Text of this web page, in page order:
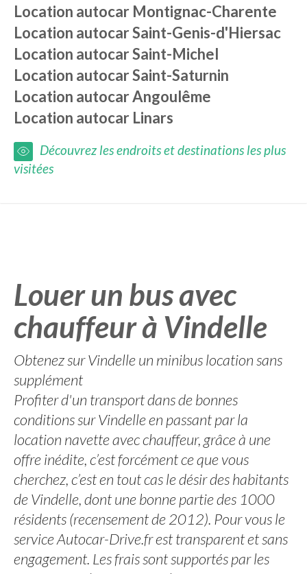
Location autocar Montignac-Charente
Location autocarSaint-Genis-d'Hiersac
Location autocarSaint-Michel
Location autocarSaint-Saturnin
Location autocarAngoulême
Location autocar Linars
Découvrez les endroits et destinations les plus
visitées
Louer un bus avec
chauffeur à Vindelle
Obtenez sur Vindelle un minibus location sans
supplément
Profiter d'un transport dans de bonnes
conditions sur Vindelle en passant par la
location navette avec chauffeur, grâce à une
offre inédite, c’est forcément ce que vous
cherchez, c’est en tout cas le désir des habitants
de Vindelle, dont une bonne partie des 1000
résidents (recensement de 2012). Pour vous le
service Autocar-Drive.fr est transparent et sans
engagement. Les frais sont supportés par les